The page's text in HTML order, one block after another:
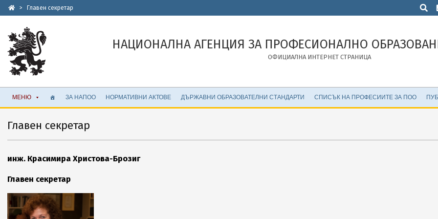
Skip
to
content
> Главен секретар
НАЦИОНАЛНА АГЕНЦИЯ ЗА ПРОФЕСИОНАЛНО
ОФИЦИАЛНА ИНТЕРНЕТ СТРАНИЦА
Secondary
Navigation
ЗА НАПОО НОРМАТИВНИ АКТОВЕ ДЪРЖАВНИ ОБРАЗОВАТЕЛНИ СТАНДАРТИ СПИСЪК НА ПРОФЕСИИТЕ ЗА ПОО
МЕНЮ
Главен секретар
инж. Красимира Христова-Брозиг
Главен секретар